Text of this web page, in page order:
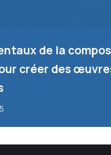
de la
créer des